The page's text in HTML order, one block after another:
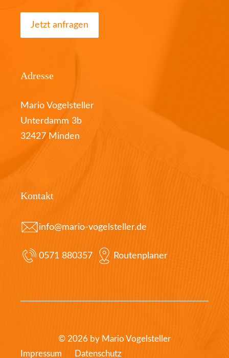
Jetzt anfragen
Adresse
Mario Vogelsteller
Unterdamm 3b
32427 Minden
Kontakt
info@mario-vogelsteller.de
0571 880357 Routenplaner
© 2026 by Mario Vogelsteller
Impressum
Datenschutz